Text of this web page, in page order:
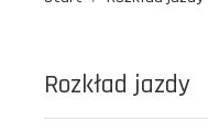
Rozkład jazdy